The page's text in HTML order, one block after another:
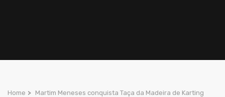
Home > Martim Meneses conquista Taça da Madeira de Karting